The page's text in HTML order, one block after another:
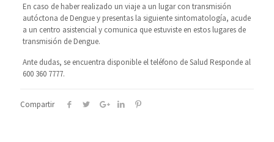
En caso de haber realizado un viaje a un lugar con transmisión
autóctona de Dengue y presentas la siguiente sintomatología, acude
a un centro asistencial y comunica que estuviste en estos lugares de
transmisión de Dengue.
Ante dudas, se encuentra disponible el teléfono de Salud Responde al
600 360 7777.
Compartir